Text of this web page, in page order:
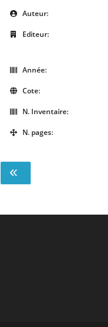
Auteur:
Editeur:
Année:
Cote:
N. Inventaire:
N. pages: